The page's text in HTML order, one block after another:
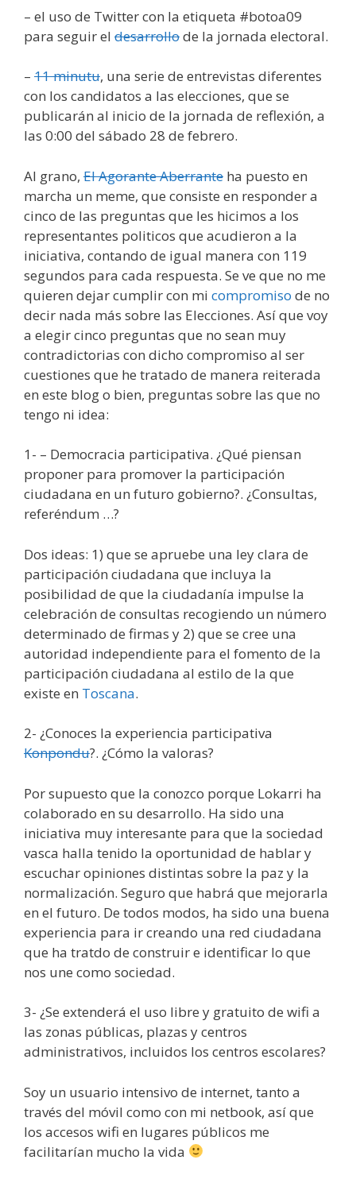
– el uso de Twitter con la etiqueta #botoa09
para seguir el desarrollode la jornada electoral.
– 11 minutu, una serie de entrevistas diferentes
con los candidatos a las elecciones, que se
publicarán al inicio de la jornada de reflexión, a
las 0:00 del sábado 28 de febrero.
Al grano, El Agorante Aberrante ha puesto en
marcha un meme, que consiste en responder a
cinco de las preguntas que les hicimos a los
representantes politicos que acudieron a la
iniciativa, contando de igual manera con 119
segundos para cada respuesta. Se ve que no me
quieren dejar cumplir con mi compromiso de no
decir nada más sobre las Elecciones. Así que voy
a elegir cinco preguntas que no sean muy
contradictorias con dicho compromiso al ser
cuestiones que he tratado de manera reiterada
en este blog o bien, preguntas sobre las que no
tengo ni idea:
1- – Democracia participativa. ¿Qué piensan
proponer para promover la participación
ciudadana en un futuro gobierno?. ¿Consultas,
referéndum …?
Dos ideas: 1) que se apruebe una ley clara de
participación ciudadana que incluya la
posibilidad de que la ciudadanía impulse la
celebración de consultas recogiendo un número
determinado de firmas y 2) que se cree una
autoridad independiente para el fomento de la
participación ciudadana al estilo de la que
existe en Toscana.
2- ¿Conoces la experiencia participativa
Konpondu?. ¿Cómo la valoras?
Por supuesto que la conozco porque Lokarri ha
colaborado en su desarrollo. Ha sido una
iniciativa muy interesante para que la sociedad
vasca halla tenido la oportunidad de hablar y
escuchar opiniones distintas sobre la paz y la
normalización. Seguro que habrá que mejorarla
en el futuro. De todos modos, ha sido una buena
experiencia para ir creando una red ciudadana
que ha tratdo de construir e identificar lo que
nos une como sociedad.
3- ¿Se extenderá el uso libre y gratuito de wifi a
las zonas públicas, plazas y centros
administrativos, incluidos los centros escolares?
Soy un usuario intensivo de internet, tanto a
través del móvil como con mi netbook, así que
los accesos wifi en lugares públicos me
facilitarían mucho la vida